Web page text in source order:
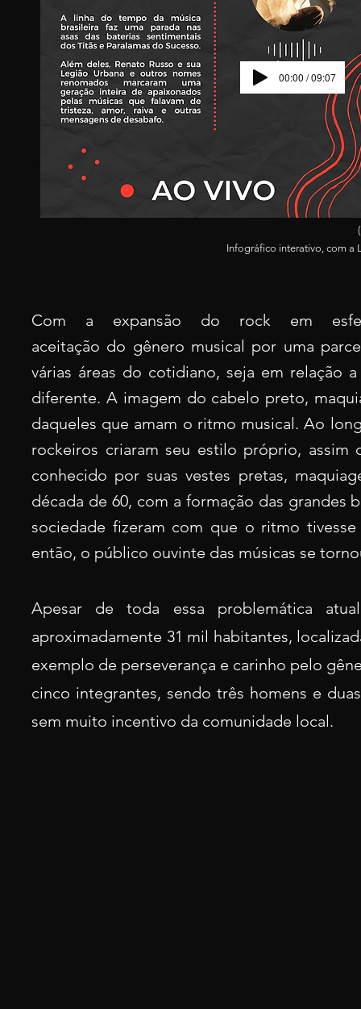
Infográfico interativo, com a
Com a expansão do rock em
aceitação do gênero musical por uma
várias áreas do cotidiano, seja em relação
diferente. A imagem do cabelo preto,
daqueles que amam o ritmo musical. Ao
rockeiros criaram seu estilo próprio,
conhecido por suas vestes pretas,
década de 60, com a formação das grandes
sociedade fizeram com que o ritmo
então, o público ouvinte das músicas se
Apesar de toda essa problemática
aproximadamente 31 mil habitantes,
exemplo de perseverança e carinho pelo
cinco integrantes, sendo três homens e
sem muito incentivo da comunidade local.
00:00 / 09:07